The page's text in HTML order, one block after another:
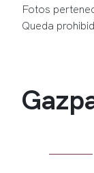
Fotos
Queda